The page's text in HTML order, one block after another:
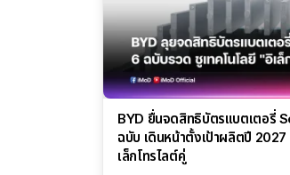
BYD ยื่นจดสิทธิบัตรแบตเตอรี่
ฉบับ เดินหน้าตั้งเป้าผลิตปี
เล็กโทรไลต์คู่